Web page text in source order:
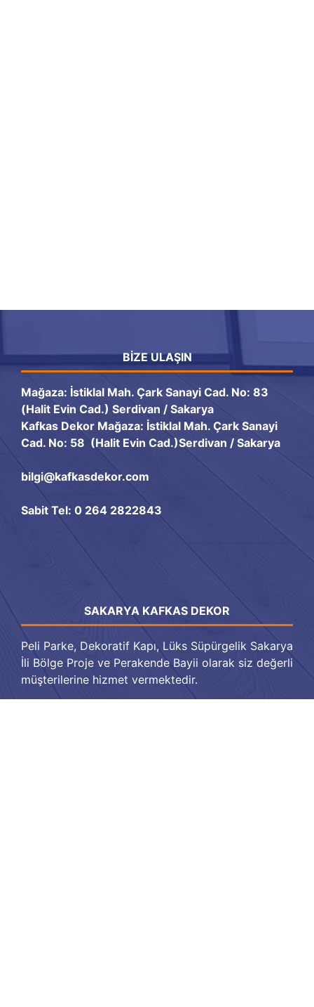
BIZE ULAŞIN
Mağaza: İstiklal Mah. Çark Sanayi Cad. No: 83
(Halit Evin Cad.) Serdivan / Sakarya
Kafkas Dekor Mağaza: İstiklal Mah. Çark Sanayi
Cad. No: 58 (Halit Evin Cad.)Serdivan / Sakarya
bilgi@kafkasdekor.com
Sabit Tel: 0 264 2822843
SAKARYA KAFKAS DEKOR
Peli Parke, Dekoratif Kapı, Lüks Süpürgelik Sakarya
İli Bölge Proje ve Perakende Bayii olarak siz değerli
müşterilerine hizmet vermektedir.